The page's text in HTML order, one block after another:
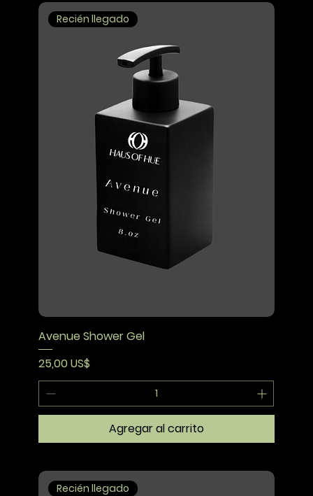
Recién llegado
Avenue Shower Gel
Precio
25,00 US$
Agregar al carrito
Recién llegado